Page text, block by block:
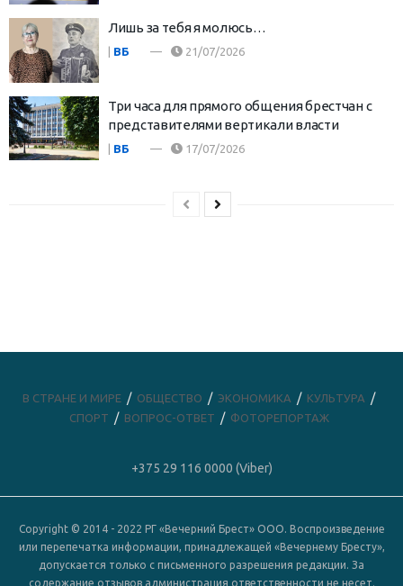
Лишь за тебя я молюсь…
ВБ 21/07/2026
Три часа для прямого общения брестчан с
представителями вертикали власти
| ВБ 17/07/2026
В СТРАНЕ И МИРЕ ОБЩЕСТВО ЭКОНОМИКА
КУЛЬТУРА
СПОРТ
ВОПРОС-ОТВЕТ ФОТОРЕПОРТАЖ
+375 29 116 0000 (Viber)
Copyright © 2014 - 2022 РГ «Вечерний Брест» ООО. Воспроизведение
или перепечатка информации, принадлежащей «Вечернему Бресту»,
допускается только с письменного разрешения редакции. За
содержание отзывов администрация ответственности не несет.